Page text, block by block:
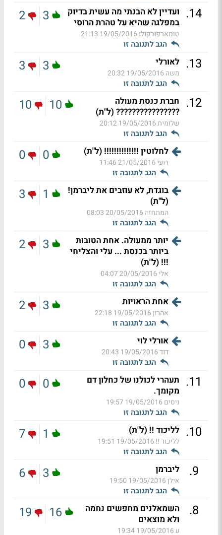
14
. ועדיין לא הבנתי מה עשית בדיוק
במפלגה שהיא על טהרת הרוסי
טומארפורקולו19/05/2016 21:13
הגב לתגובה זו
3
2
13
. לאורלי
משה 19/05/2016 20:32
הגב לתגובה זו
3
3
12
. חברת כנסת מעולה
???????????????? (ל"ת)
שלומית19/05/2016 20:12
הגב לתגובה זו
10
10
לחלוטין !!!!!!!!!!!!!! (ל"ת)
רועי21/05/2016 11:46
הגב לתגובה זו
0
0
בוגדת, לא עוזבים את ליברמן!
(ל"ת)
המתחזה 20/05/2016 08:03
הגב לתגובה זו
1
3
יותר ממעולה. אחת הטובות
ביותר בכנסת ... עלי והצליחי
!!! (ל"ת)
אלי20/05/2016 04:07
הגב לתגובה זו
3
2
אחת הראויות
אהרון19/05/2016 22:18
הגב לתגובה זו
3
2
אורלי לוי
דוד19/05/2016 20:43
הגב לתגובה זו
3
0
11
. תעהרי לכולנו של כחלון דם
מקומך.
ניסים 19/05/2016 19:57
הגב לתגובה זו
0
0
10
. לליכוד !! (ל"ת)
לליכוד !! 19/05/2016 19:51
הגב לתגובה זו
1
7
9
. ליברמן
אילן19/05/2016 19:50
הגב לתגובה זו
3
6
8
.
השמאלנים מחפשים נחמה
ולא מוצאים
ע19/05/2016 19:34
16
19